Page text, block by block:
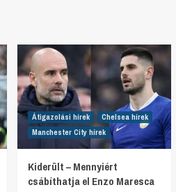
Átigazolási hírek
Chelsea hírek
Manchester City hírek
Kiderült – Mennyiért
csábíthatja el Enzo Maresca